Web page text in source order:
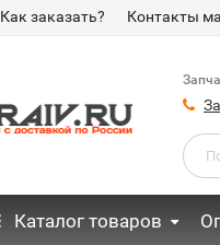
Как заказать? Контакты
Каталог товаров